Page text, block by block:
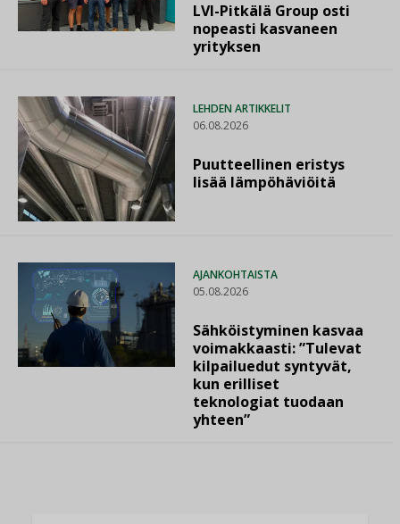
LVI-Pitkälä Group osti
nopeasti kasvaneen
yrityksen
LEHDEN ARTIKKELIT
06.08.2026
Puutteellinen eristys
lisää lämpöhäviöitä
AJANKOHTAISTA
05.08.2026
Sähköistyminen kasvaa
voimakkaasti: ”Tulevat
kilpailuedut syntyvät,
kun erilliset
teknologiat tuodaan
yhteen”